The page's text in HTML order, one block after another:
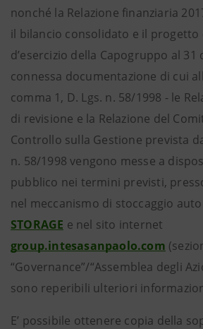
nonché la Relazione finanziaria
il bilancio consolidato e il progetto
d’esercizio della Capogruppo al 31
connessa documentazione di cui
comma 1, D. Lgs. n. 58/1998 - le
di revisione e la Relazione del
Controllo sulla Gestione prevista
n. 58/1998 vengono messe a
pubblico nei termini previsti,
nel meccanismo di stoccaggio
STORAGE e nel sito internet
group.intesasanpaolo.com
“Governance”/“Assemblea degli
sono reperibili ulteriori
E’ possibile ottenere copia della